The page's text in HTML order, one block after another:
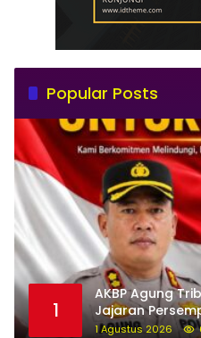
Popular Posts
1
AKBP Agung
Jajaran
Narkoba di
1 Agustus 2026